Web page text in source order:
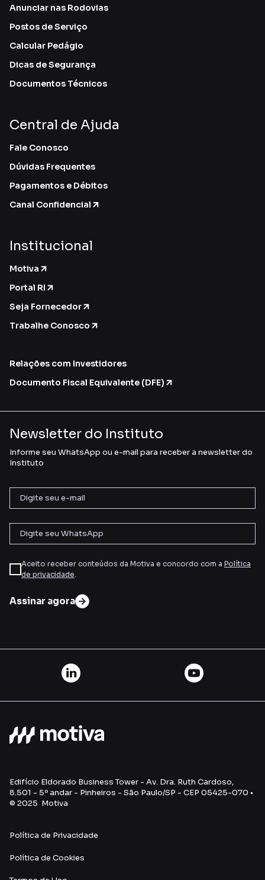
Anunciar nas Rodovias
Postos de Serviço
Calcular Pedágio
Dicas de Segurança
Documentos Técnicos
Central de Ajuda
Fale Conosco
Dúvidas Frequentes
Pagamentos e Débitos
Canal Confidencial
Institucional
Motiva
Portal RI
Seja Fornecedor
Trabalhe Conosco
Relações com Investidores
Documento Fiscal Equivalente (DFE)
Newsletter do Instituto
Informe seu WhatsApp ou e-mail para receber a newsletter do
Instituto
Aceito receber conteúdos da Motiva e concordo com a Política
de privacidade.
Assinar agora
Edifício Eldorado Business Tower - Av. Dra. Ruth Cardoso,
8.501 - 5º andar - Pinheiros - São Paulo/SP - CEP 05425-070 •
© 2025 Motiva
Política de Privacidade
Política de Cookies